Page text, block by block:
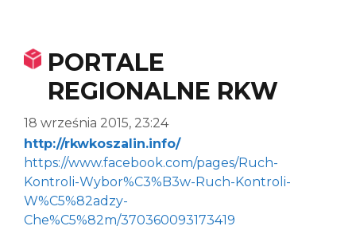
PORTALE
REGIONALNE RKW
18 września 2015, 23:24
http://rkwkoszalin.info/
https://www.facebook.com/pages/Ruch-
Kontroli-Wybor%C3%B3w-Ruch-Kontroli-
W%C5%82adzy-
Che%C5%82m/370360093173419